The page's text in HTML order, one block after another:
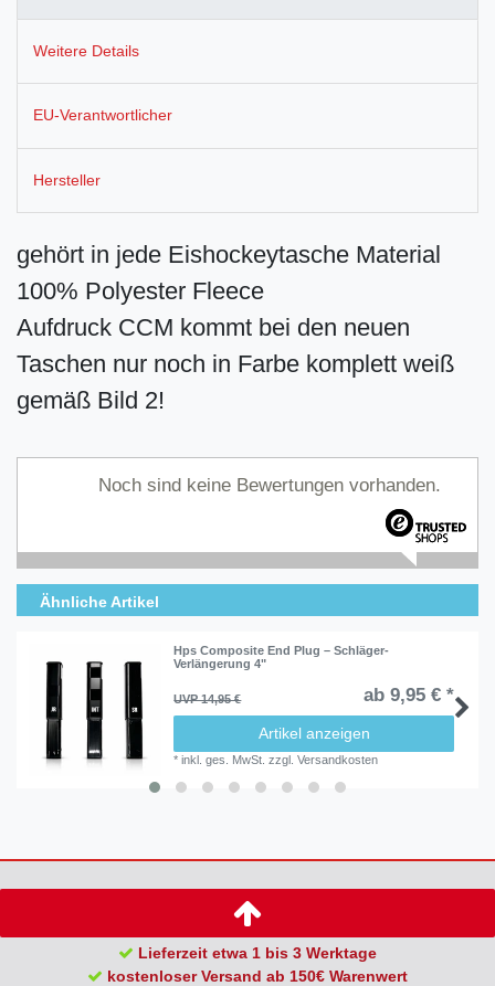
Weitere Details
EU-Verantwortlicher
Hersteller
gehört in jede Eishockeytasche Material
100% Polyester Fleece
Aufdruck CCM kommt bei den neuen
Taschen nur noch in Farbe komplett weiß
gemäß Bild 2!
Noch sind keine Bewertungen vorhanden.
Ähnliche Artikel
Hps Composite End Plug – Schläger-
Verlängerung 4"
UVP 14,95 € ab 9,95 € *
Artikel anzeigen
*inkl. ges. MwSt. zzgl.Versandkosten
Lieferzeit etwa 1 bis 3 Werktage
kostenloser Versand ab 150€ Warenwert